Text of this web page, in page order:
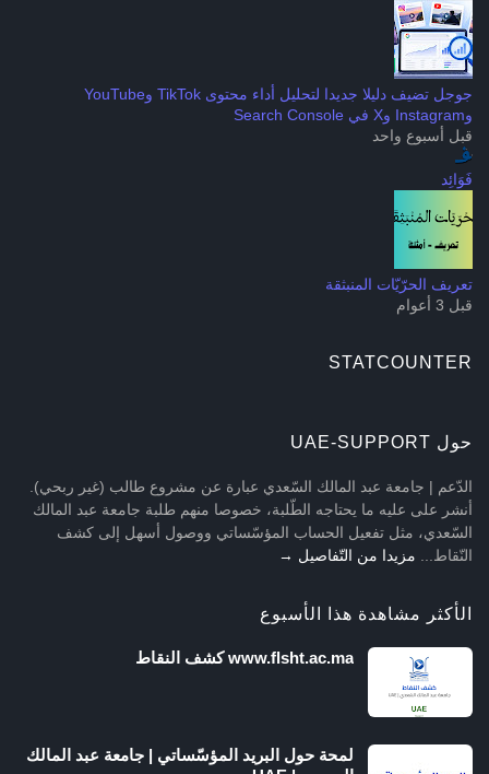
جوجل تضيف دليلا جديدا لتحليل أداء محتوى TikTok وYouTube
وInstagram وX في Search Console
قبل أسبوع واحد
فَوَائِد
تعريف الحرّيّات المنبثقة
قبل 3 أعوام
STATCOUNTER
حول UAE-SUPPORT
الدّعم | جامعة عبد المالك السّعدي عبارة عن مشروع طالب (غير ربحي).
أنشر على عليه ما يحتاجه الطّلبة، خصوصا منهم طلبة جامعة عبد المالك
السّعدي، مثل تفعيل الحساب المؤسّساتي ووصول أسهل إلى كشف
النّقاط... مزيدا من التّفاصيل →
الأكثر مشاهدة هذا الأسبوع
www.flsht.ac.ma كشف النقاط
لمحة حول البريد المؤسّساتي | جامعة عبد المالك